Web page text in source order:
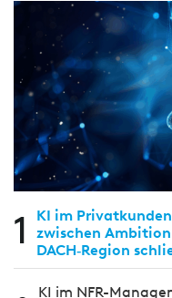
1
KI im
zwischen
DACH‑Region
KI im NFR-